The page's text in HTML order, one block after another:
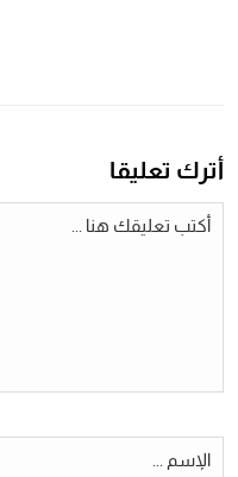
أترك تعليقا